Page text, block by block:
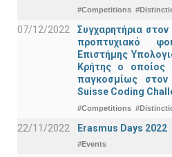
#Competitions
07/12/2022
Συγχαρητήρια
προπτυχιακό
Επιστήμης
Κρήτης ο οποίος
παγκοσμίως
Suisse Coding
#Competitions
22/11/2022 Erasmus Days 2022
#Events